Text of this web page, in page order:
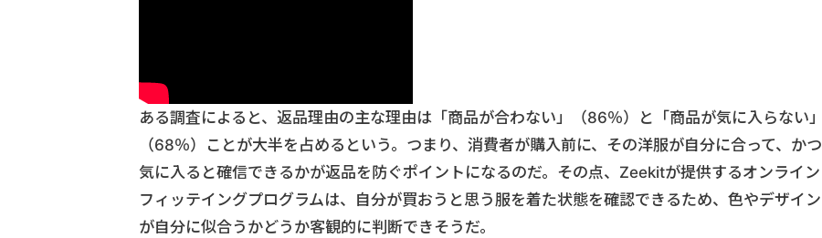
ある調査によると、返品理由の主な理由は「商品が合わない」（86％）と「商品が気に入らない」
（68％）ことが大半を占めるという。つまり、消費者が購入前に、その洋服が自分に合って、かつ
気に入ると確信できるかが返品を防ぐポイントになるのだ。その点、Zeekitが提供するオンライン
フィッテイングプログラムは、自分が買おうと思う服を着た状態を確認できるため、色やデザイン
が自分に似合うかどうか客観的に判断できそうだ。